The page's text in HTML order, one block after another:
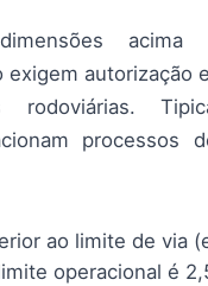
acima
exigem autorização
rodoviárias.
processos
ao limite de via
operacional é